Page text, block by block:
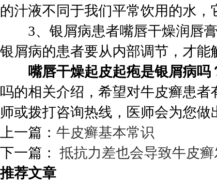
的汁液不同于我们平常饮用的水
3、银屑病患者嘴唇干燥润唇膏
银屑病的患者要从内部调节，才能
嘴唇干燥起皮起疱是银屑病吗
吗的相关介绍，希望对牛皮癣患
师或拨打咨询热线，医师会为您
上一篇： 牛皮癣基本常识
下一篇： 抵抗力差也会导致牛皮
推荐文章